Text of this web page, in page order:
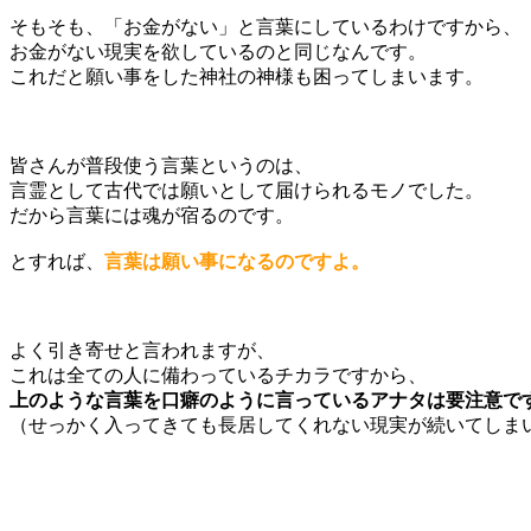
そもそも、「お金がない」と言葉にしているわけですから、
お金がない現実を欲しているのと同じなんです。
これだと願い事をした神社の神様も困ってしまいます。
皆さんが普段使う言葉というのは、
言霊として古代では願いとして届けられるモノでした。
だから言葉には魂が宿るのです。
とすれば、 言葉は願い事になるのですよ。
よく引き寄せと言われますが、
これは全ての人に備わっているチカラですから、
上のような言葉を口癖のように言っているアナタは要注意で
（せっかく入ってきても長居してくれない現実が続いてしま